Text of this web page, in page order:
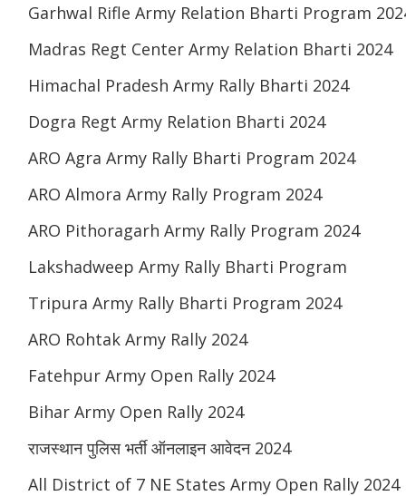
Garhwal Rifle Army Relation Bharti Program
Madras Regt Center Army Relation Bharti 2024
Himachal Pradesh Army Rally Bharti 2024
Dogra Regt Army Relation Bharti 2024
ARO Agra Army Rally Bharti Program 2024
ARO Almora Army Rally Program 2024
ARO Pithoragarh Army Rally Program 2024
Lakshadweep Army Rally Bharti Program
Tripura Army Rally Bharti Program 2024
ARO Rohtak Army Rally 2024
Fatehpur Army Open Rally 2024
Bihar Army Open Rally 2024
राजस्थान पुलिस भर्ती ऑनलाइन आवेदन 2024
All District of 7 NE States Army Open Rally 2024